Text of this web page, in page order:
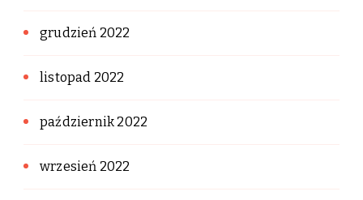
grudzień 2022
listopad 2022
październik 2022
wrzesień 2022